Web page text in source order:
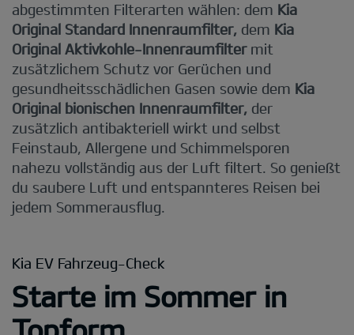
abgestimmten Filterarten wählen: dem Kia
Original Standard Innenraumfilter, dem Kia
Original Aktivkohle-Innenraumfiltermit
zusätzlichem Schutz vor Gerüchen und
gesundheitsschädlichen Gasen sowie dem Kia
Original bionischen Innenraumfilter, der
zusätzlich antibakteriell wirkt und selbst
Feinstaub, Allergene und Schimmelsporen
nahezu vollständig aus der Luft filtert. So genießt
du saubere Luft und entspannteres Reisen bei
jedem Sommerausflug.